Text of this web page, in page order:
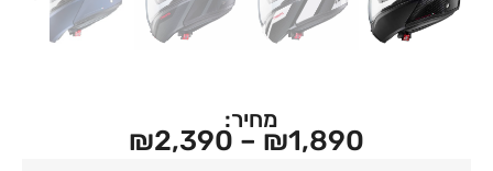
מחיר:
₪1,890
–
₪2,390